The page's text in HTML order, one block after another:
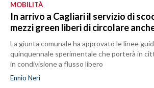
MOBILITÀ
In arrivo a Cagliari il servizio di
mezzi green liberi di circolare
La giunta comunale ha approvato le linee
quinquennale sperimentale che porterà in
in condivisione a flusso libero
Ennio Neri